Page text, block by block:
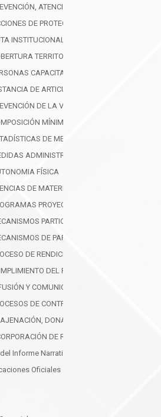
ATENCIÓN, PROTECCIÓN Y
DE PROTECCIÓN
INSTITUCIONAL DE PROTECCIÓN FRENTE
TERRITORIAL DEL CCPD
CAPACITADAS POR EL GAD (CCPD) EN
DE ARTICULACIÓN
DE LA VBG Y FOMENTO DE UNA
MÍNIMA DE LA JCPD EN LOS GAD
DE MEDIDAS ADMINISTRATIVAS
ADMINISTRATIVAS DE PROTECCIÓN
FÍSICA
DE MATERNIDAD Y PATERNIDAD
PROYECTOS PRODUCTIVOS
PARTICIPACIÓN CIUDADANA
DE PARTICIPACIÓN CIUDADANA
DE RENDICIÓN DE CUENTAS FASE 1
DEL PLAN DE TRABAJO
Y COMUNICACIÓN DE LA GESTIÓN
DE CONTRATACIÓN Y COMPRAS
DONACIONES Y EXPROPIACIONES
DE RECOMENDACIONES Y
Informe Narrativo del Formulario de
Oficiales